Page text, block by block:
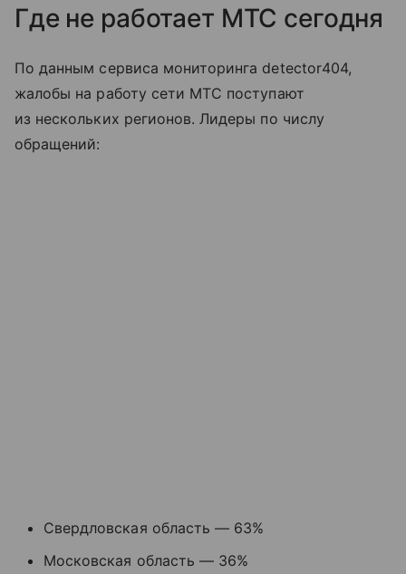
Где не работает МТС сегодня
По данным сервиса мониторинга detector404,
жалобы на работу сети МТС поступают
из нескольких регионов. Лидеры по числу
обращений:
Свердловская область — 63%
Московская область — 36%